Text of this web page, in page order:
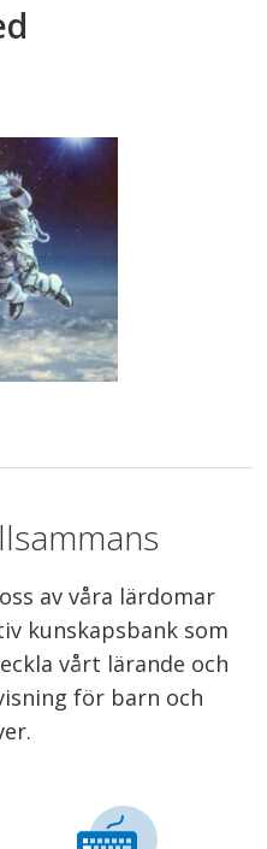
av våra lärdomar
kunskapsbank som
vårt lärande och
för barn och